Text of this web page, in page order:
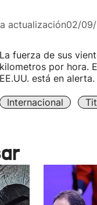
actualización02/09/
La fuerza de sus
kilometros por hora.
EE.UU. está en alerta.
Internacional